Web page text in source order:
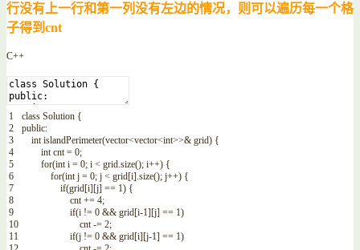
行没有上一行和第一列没有左边的情况，则可以遍历每一个格
子得到cnt
C++
1
2
3
4
5
6
7
8
9
10
11
class Solution {
public:
int islandPerimeter(vector<vector<int>>& grid) {
int cnt = 0;
for(int i = 0; i < grid.size(); i++) {
for(int j = 0; j < grid[i].size(); j++) {
if(grid[i][j] == 1) {
cnt += 4;
if(i != 0 && grid[i-1][j] == 1)
cnt -= 2;
if(j != 0 && grid[i][j-1] == 1)